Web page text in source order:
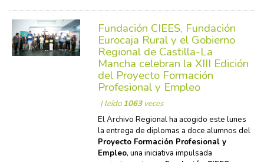
Fundación CIEES, Fundación
Eurocaja Rural y el Gobierno
Regional de Castilla-La
Mancha celebran la XIII Edición
del Proyecto Formación
Profesional y Empleo
| leído1063veces
El Archivo Regional ha acogido este lunes
la entrega de diplomas a doce alumnos del
Proyecto Formación Profesional y
Empleo, una iniciativa impulsada